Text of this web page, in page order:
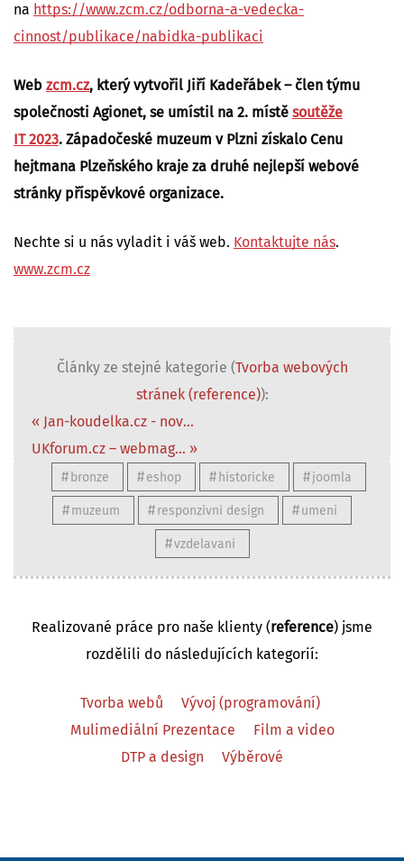
na https://www.zcm.cz/odborna-a-vedecka-
cinnost/publikace/nabidka-publikaci
Web zcm.cz, který vytvořil Jiří Kadeřábek – člen týmu
společnosti Agionet, se umístil na 2. místě soutěže
IT 2023. Západočeské muzeum v Plzni získalo Cenu
hejtmana Plzeňského kraje za druhé nejlepší webové
stránky příspěvkové organizace.
Nechte si u nás vyladit i váš web. Kontaktujte nás.
www.zcm.cz
Články ze stejné kategorie (Tvorba webových
stránek (reference)):
« Jan-koudelka.cz - nov...
UKforum.cz – webmag... »
bronze eshop historicke joomla
muzeum responzivni design umeni
vzdelavani
Realizované práce pro naše klienty (reference) jsme
rozdělili do následujících kategorií:
Tvorba webů
Vývoj (programování)
Mulimediální Prezentace
Film a video
DTP a design
Výběrové